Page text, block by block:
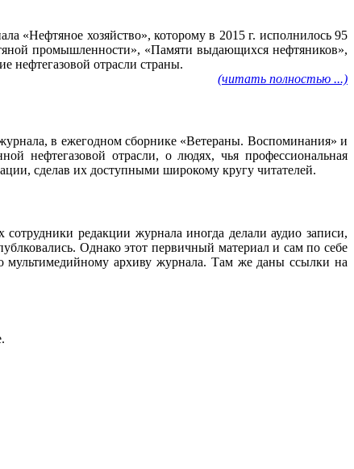
«Нефтяное хозяйство», которому в 2015 г. исполнилось 95
промышленности», «Памяти выдающихся нефтяников»,
нефтегазовой отрасли страны.
(читать полностью ...)
в ежегодном сборнике «Ветераны. Воспоминания» и
нефтегазовой отрасли, о людях, чья профессиональная
сделав их доступными широкому кругу читателей.
редакции журнала иногда делали аудио записи,
Однако этот первичный материал и сам по себе
мультимедийному архиву журнала. Там же даны ссылки на